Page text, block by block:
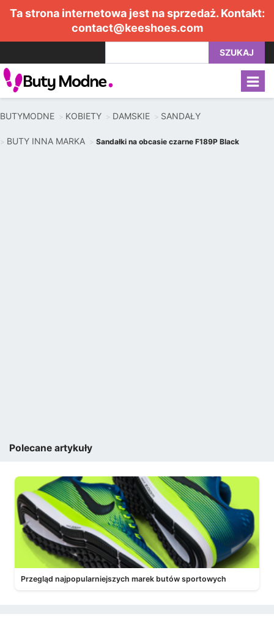
Ta strona internetowa jest na sprzedaż. Kontakt:
contact@keeshoes.com
SZUKAJ
BUTYMODNE KOBIETY DAMSKIE SANDAŁY
BUTY INNA MARKA Sandałki na obcasie czarne F189P Black
Polecane artykuły
Przegląd najpopularniejszych marek butów sportowych